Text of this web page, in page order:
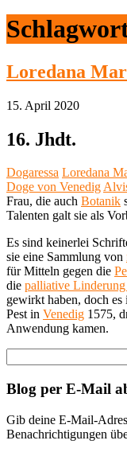
Loredana
15. April 2020
16. Jhdt.
Dogaressa Loredana
Doge von Venedig
Frau, die auch Botanik
Talenten galt sie als
Es sind keinerlei
sie eine Sammlung von
für Mitteln gegen die
die palliative
gewirkt haben, doch es
Pest in Venedig 1575,
Anwendung kamen.
nach:
Blog per E-Mail
Gib deine E-Mail-
Benachrichtigungen